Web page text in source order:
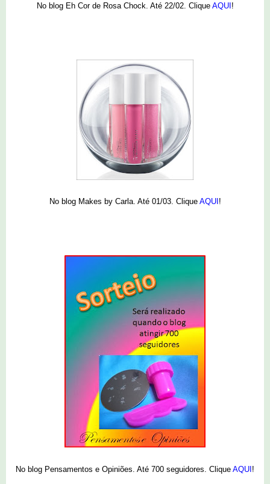
No blog Eh Cor de Rosa Chock. Até 22/02. Clique AQUI !
No blog Makes by Carla. Até 01/03. Clique AQUI !
No blog Pensamentos e Opiniões. Até 700 seguidores. Clique AQUI !